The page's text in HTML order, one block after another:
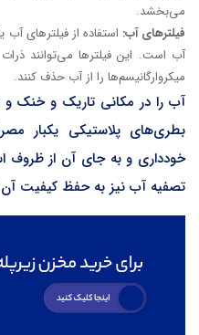
می‌بخشد.
فیلترهای آب: استفاده از فیلترهای
آب است. این فیلترها می‌توانند
میکروارگانیسم‌ها را از آب حذف کنند.
آب را در مکانی تاریک و خنک و
بطری‌های پلاستیکی یکبار
خودداری و به جای آن از ظروف
تصفیه آب نیز به حفظ کیفیت